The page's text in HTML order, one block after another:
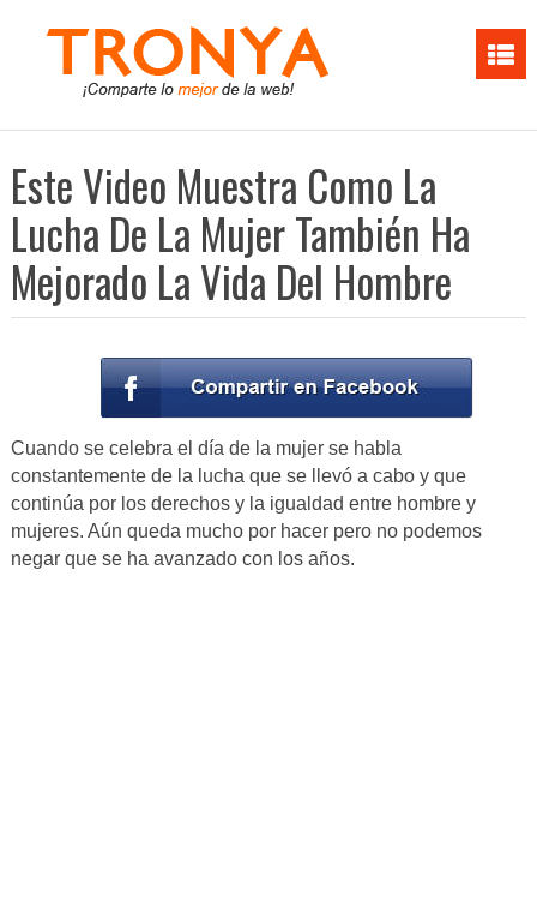
Este Video Muestra Como La
Lucha De La Mujer También Ha
Mejorado La Vida Del Hombre
Cuando se celebra el día de la mujer se habla
constantemente de la lucha que se llevó a cabo y que
continúa por los derechos y la igualdad entre hombre y
mujeres. Aún queda mucho por hacer pero no podemos
negar que se ha avanzado con los años.